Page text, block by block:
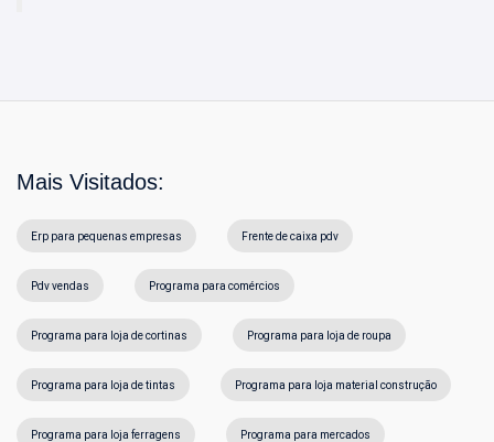
Mais Visitados:
Erp para pequenas empresas Frente de caixa pdv
Pdv vendas Programa para comércios
Programa para loja de cortinas Programa para loja de roupa
Programa para loja de tintas Programa para loja material construção
Programa para loja ferragens Programa para mercados